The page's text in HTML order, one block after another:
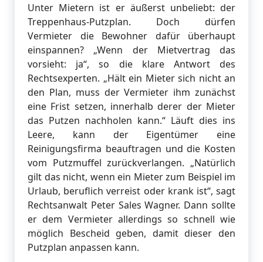
Unter Mietern ist er äußerst unbeliebt: der
Treppenhaus-Putzplan. Doch dürfen
Vermieter die Bewohner dafür überhaupt
einspannen? „Wenn der Mietvertrag das
vorsieht: ja“, so die klare Antwort des
Rechtsexperten. „Hält ein Mieter sich nicht an
den Plan, muss der Vermieter ihm zunächst
eine Frist setzen, innerhalb derer der Mieter
das Putzen nachholen kann.“ Läuft dies ins
Leere, kann der Eigentümer eine
Reinigungsfirma beauftragen und die Kosten
vom Putzmuffel zurückverlangen. „Natürlich
gilt das nicht, wenn ein Mieter zum Beispiel im
Urlaub, beruflich verreist oder krank ist“, sagt
Rechtsanwalt Peter Sales Wagner. Dann sollte
er dem Vermieter allerdings so schnell wie
möglich Bescheid geben, damit dieser den
Putzplan anpassen kann.